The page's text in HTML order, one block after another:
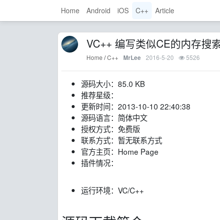
Home Android iOS C++ Article
VC++ 编写类似CE的内存搜
Home / C++ MrLee 2016-5-20 5526
源码大小：85.0 KB
推荐星级：
更新时间：2013-10-10 22:40:38
源码语言：简体中文
授权方式：免费版
联系方式：暂无联系方式
官方主页：Home Page
插件情况：
运行环境：VC/C++